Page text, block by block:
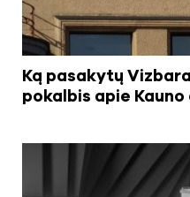
Ką pasakytų
pokalbis apie